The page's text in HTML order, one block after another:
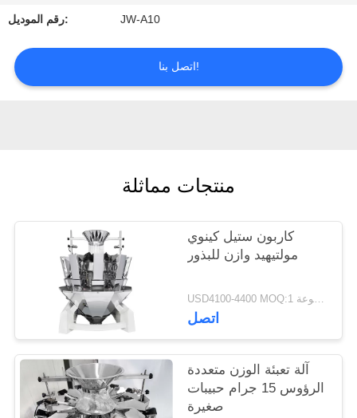
اقتباس
رقم الموديل: JW-A10
اتصل بنا!
منتجات مماثلة
كاربون ستيل كينوي
مولتيهيد وازن للبذور
USD4100-4400 MOQ:1 مجموعة
اتصل
آلة تعبئة الوزن متعددة
الرؤوس 15 جرام حبيبات
صغيرة